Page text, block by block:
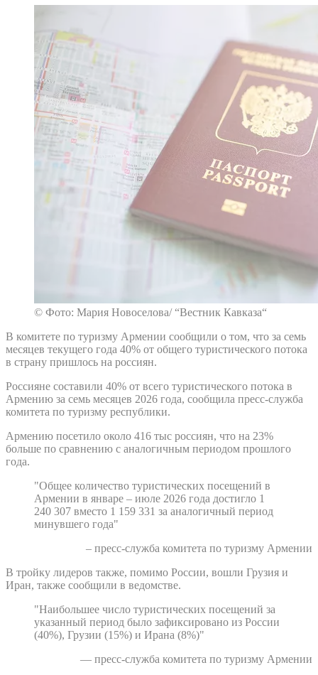
© Фото: Мария Новоселова/ “Вестник Кавказа“
В комитете по туризму Армении сообщили о том, что за семь
месяцев текущего года 40% от общего туристического потока
в страну пришлось на россиян.
Россияне составили 40% от всего туристического потока в
Армению за семь месяцев 2026 года, сообщила пресс-служба
комитета по туризму республики.
Армению посетило около 416 тыс россиян, что на 23%
больше по сравнению с аналогичным периодом прошлого
года.
"Общее количество туристических посещений в
Армении в январе – июле 2026 года достигло 1
240 307 вместо 1 159 331 за аналогичный период
минувшего года"
– пресс-служба комитета по туризму Армении
В тройку лидеров также, помимо России, вошли Грузия и
Иран, также сообщили в ведомстве.
"Наибольшее число туристических посещений за
указанный период было зафиксировано из России
(40%), Грузии (15%) и Ирана (8%)"
— пресс-служба комитета по туризму Армении